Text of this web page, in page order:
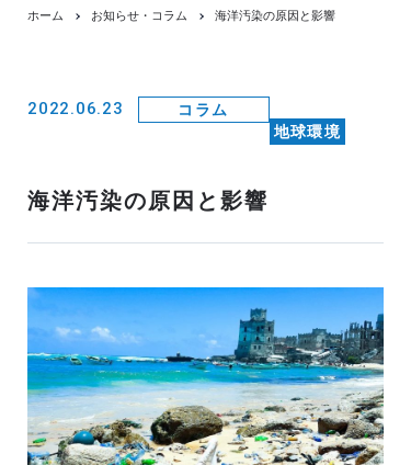
ホーム お知らせ・コラム 海洋汚染の原因と影響
2022.06.23
コラム
地球環境
海洋汚染の原因と影響